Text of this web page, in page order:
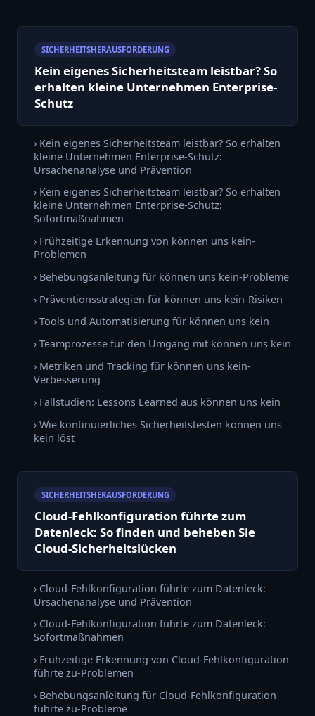
SICHERHEITSHERAUSFORDERUNG
Kein eigenes Sicherheitsteam leistbar? So
erhalten kleine Unternehmen Enterprise-
Schutz
› Kein eigenes Sicherheitsteam leistbar? So erhalten
kleine Unternehmen Enterprise-Schutz:
Ursachenanalyse und Prävention
› Kein eigenes Sicherheitsteam leistbar? So erhalten
kleine Unternehmen Enterprise-Schutz:
Sofortmaßnahmen
› Frühzeitige Erkennung von können uns kein-
Problemen
› Behebungsanleitung für können uns kein-Probleme
› Präventionsstrategien für können uns kein-Risiken
› Tools und Automatisierung für können uns kein
› Teamprozesse für den Umgang mit können uns kein
› Metriken und Tracking für können uns kein-
Verbesserung
› Fallstudien: Lessons Learned aus können uns kein
› Wie kontinuierliches Sicherheitstesten können uns
kein löst
SICHERHEITSHERAUSFORDERUNG
Cloud-Fehlkonfiguration führte zum
Datenleck: So finden und beheben Sie
Cloud-Sicherheitslücken
› Cloud-Fehlkonfiguration führte zum Datenleck:
Ursachenanalyse und Prävention
› Cloud-Fehlkonfiguration führte zum Datenleck:
Sofortmaßnahmen
› Frühzeitige Erkennung von Cloud-Fehlkonfiguration
führte zu-Problemen
› Behebungsanleitung für Cloud-Fehlkonfiguration
führte zu-Probleme